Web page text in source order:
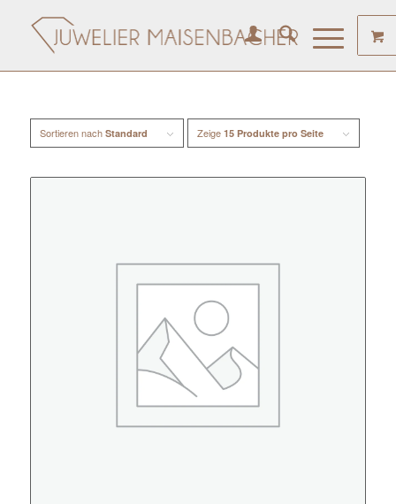
Sortieren nach Standard Zeige 15 Produkte pro Seite